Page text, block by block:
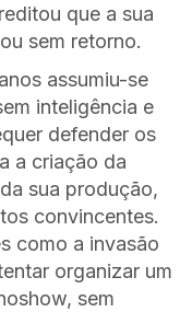
que a sua
sem retorno.
assumiu-se
inteligência e
defender os
a criação da
sua produção,
convincentes.
como a invasão
organizar um
sem